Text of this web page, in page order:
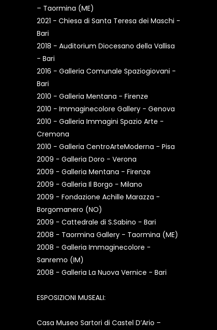
– Taormina (ME)
2021 - Chiesa di Santa Teresa dei Maschi -
Bari
2018 - Auditorium Diocesano della Vallisa
- Bari
2016 - Galleria Comunale Spaziogiovani -
Bari
2010 - Galleria Mentana - Firenze
2010 - Immaginecolore Gallery - Genova
2010 - Galleria Immagini Spazio Arte -
Cremona
2010 - Galleria CentroArteModerna - Pisa
2009 - Galleria Doro - Verona
2009 - Galleria Mentana - Firenze
2009 - Galleria Il Borgo - Milano
2009 - Fondazione Achille Marazza -
Borgomanero (NO)
2009 - Cattedrale di S.Sabino - Bari
2008 - Taormina Gallery - Taormina (ME)
2008 - Galleria Immaginecolore -
Sanremo (IM)
2008 - Galleria La Nuova Vernice - Bari
ESPOSIZIONI MUSEALI:
Casa Museo Sartori di Castel D’Ario –